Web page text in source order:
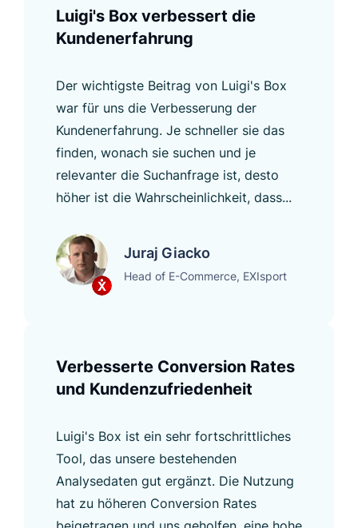
Luigi's Box verbessert die
Kundenerfahrung
Der wichtigste Beitrag von Luigi's Box
war für uns die Verbesserung der
Kundenerfahrung. Je schneller sie das
finden, wonach sie suchen und je
relevanter die Suchanfrage ist, desto
höher ist die Wahrscheinlichkeit, dass...
Juraj Giacko
Head of E-Commerce, EXIsport
Verbesserte Conversion Rates
und Kundenzufriedenheit
Luigi's Box ist ein sehr fortschrittliches
Tool, das unsere bestehenden
Analysedaten gut ergänzt. Die Nutzung
hat zu höheren Conversion Rates